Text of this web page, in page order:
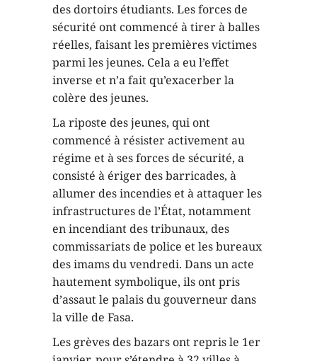
des dortoirs étudiants. Les forces de
sécurité ont commencé à tirer à balles
réelles, faisant les premières victimes
parmi les jeunes. Cela a eu l’effet
inverse et n’a fait qu’exacerber la
colère des jeunes.
La riposte des jeunes, qui ont
commencé à résister activement au
régime et à ses forces de sécurité, a
consisté à ériger des barricades, à
allumer des incendies et à attaquer les
infrastructures de l’État, notamment
en incendiant des tribunaux, des
commissariats de police et les bureaux
des imams du vendredi. Dans un acte
hautement symbolique, ils ont pris
d’assaut le palais du gouverneur dans
la ville de Fasa.
Les grèves des bazars ont repris le 1er